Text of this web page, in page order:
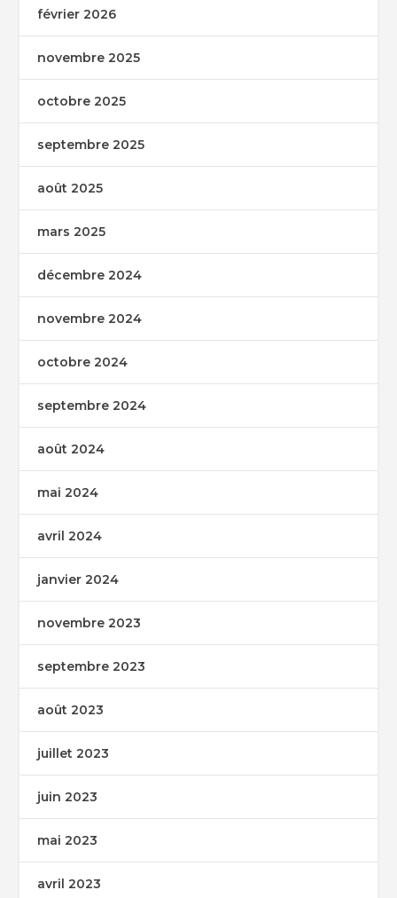
février 2026
novembre 2025
octobre 2025
septembre 2025
août 2025
mars 2025
décembre 2024
novembre 2024
octobre 2024
septembre 2024
août 2024
mai 2024
avril 2024
janvier 2024
novembre 2023
septembre 2023
août 2023
juillet 2023
juin 2023
mai 2023
avril 2023